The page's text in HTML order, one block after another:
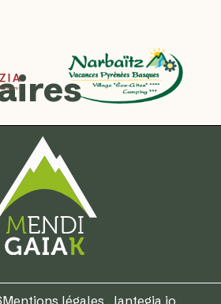
Mentions légales lantegia.io